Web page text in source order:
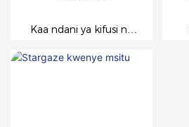
Kaa ndani ya kifusi na
mzuri wa ziwa 180 °